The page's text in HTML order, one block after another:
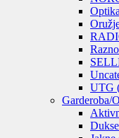
Razno
UTG
Garderoba/